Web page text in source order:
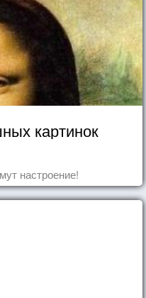
картинок
настроение!